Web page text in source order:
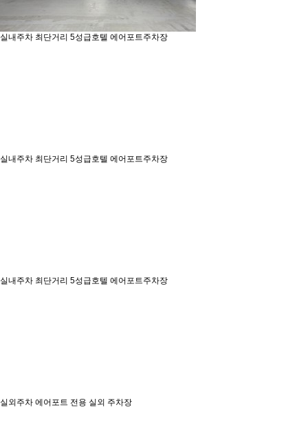
실내주차 최단거리 5성급호텔 에어포트주차장
실내주차 최단거리 5성급호텔 에어포트주차장
실내주차 최단거리 5성급호텔 에어포트주차장
실외주차 에어포트 전용 실외 주차장